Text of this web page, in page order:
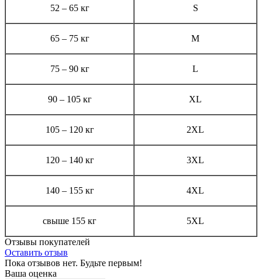
52 – 65 кг S
65 – 75 кг М
75 – 90 кг L
90 – 105 кг XL
105 – 120 кг 2XL
120 – 140 кг 3XL
140 – 155 кг 4XL
cвыше 155 кг 5XL
Отзывы покупателей
Оставить отзыв
Пока отзывов нет. Будьте первым!
Ваша оценка